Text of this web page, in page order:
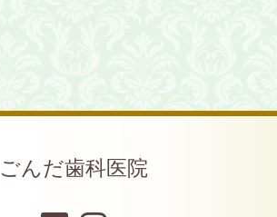
ごんだ歯科医院